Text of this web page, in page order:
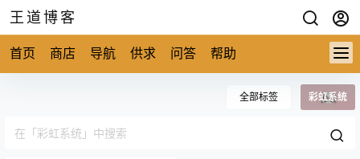
王道博客
首页 商店 导航 供求 问答 帮助
全部标签 彩虹系统